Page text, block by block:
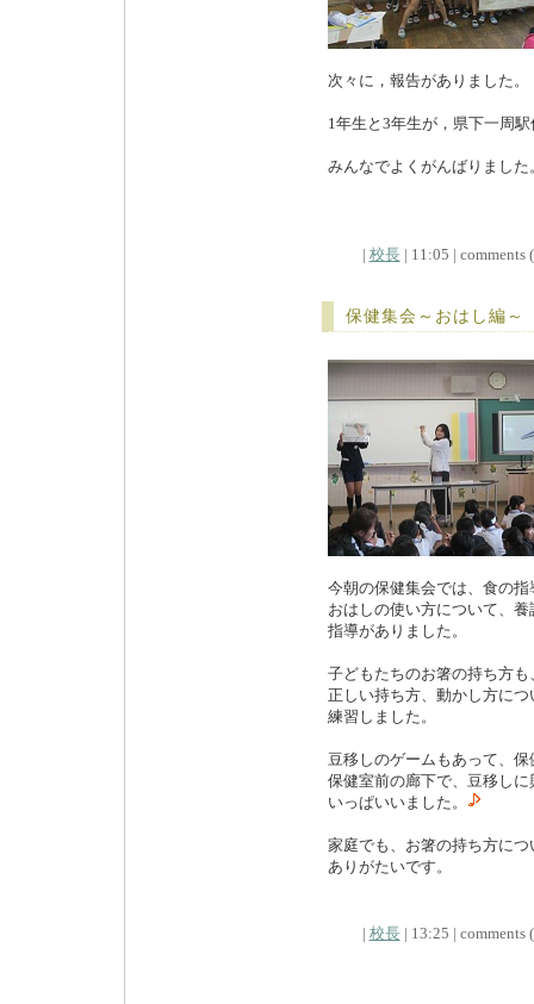
次々に，報告がありました。
1年生と3年生が，県下一周
みんなでよくがんばりました
| 校長| 11:05 | comments
保健集会～おはし編～
今朝の保健集会では、食の
おはしの使い方について、
指導がありました。
子どもたちのお箸の持ち方も
正しい持ち方、動かし方に
練習しました。
豆移しのゲームもあって、保
保健室前の廊下で、豆移し
いっぱいいました。
家庭でも、お箸の持ち方に
ありがたいです。
| 校長| 13:25 | comments